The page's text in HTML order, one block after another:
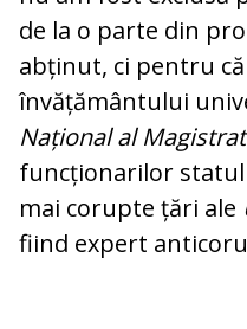
de la o parte din
abținut, ci pentru
învățământului
Național al
funcționarilor
mai corupte țări ale
fiind expert